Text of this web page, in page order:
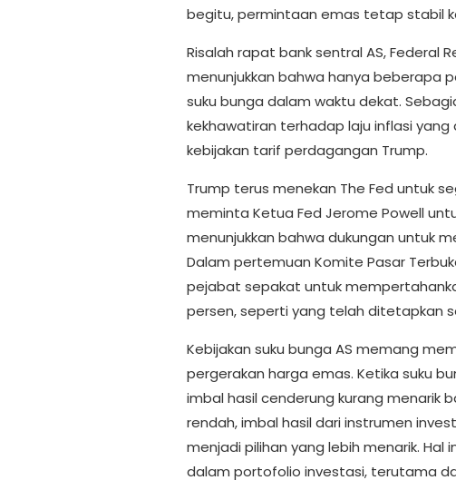
begitu, permintaan emas tetap stabil
Risalah rapat bank sentral AS, Federal
menunjukkan bahwa hanya beberapa
suku bunga dalam waktu dekat.
kekhawatiran terhadap laju inflasi
kebijakan tarif perdagangan Trump.
Trump terus menekan The Fed untuk
meminta Ketua Fed Jerome Powell
menunjukkan bahwa dukungan untuk
Dalam pertemuan Komite Pasar
pejabat sepakat untuk
persen, seperti yang telah ditetapkan
Kebijakan suku bunga AS memang
pergerakan harga emas. Ketika suku
imbal hasil cenderung kurang menarik
rendah, imbal hasil dari instrumen
menjadi pilihan yang lebih menarik.
dalam portofolio investasi, terutama